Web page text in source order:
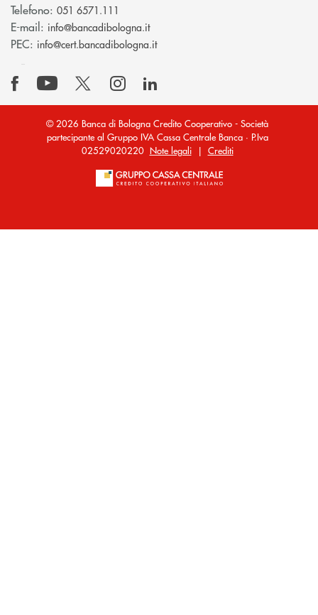
Telefono: 051 6571.111
E-mail: info@bancadibologna.it(si apre l’app di posta elettronica)
PEC: info@cert.bancadibologna.it(si apre l’app di posta
© 2026 Banca di Bologna Credito Cooperativo - Società
partecipante al Gruppo IVA Cassa Centrale Banca · P.Iva
02529020220 Note legali| Crediti